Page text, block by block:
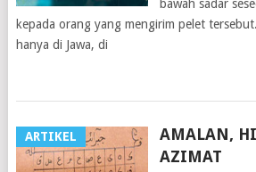
bawah sadar
kepada orang yang mengirim pelet
hanya di Jawa, di
ARTIKEL
AMALAN,
AZIMAT